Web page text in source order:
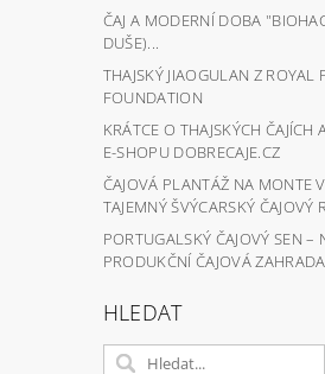
ČAJ A MODERNÍ DOBA
DUŠE)...
THAJSKÝ JIAOGULAN Z ROYAL
FOUNDATION
KRÁTCE O THAJSKÝCH ČAJÍCH
E-SHOPU DOBRECAJE.CZ
ČAJOVÁ PLANTÁŽ NA MONTE
TAJEMNÝ ŠVÝCARSKÝ ČAJOVÝ
PORTUGALSKÝ ČAJOVÝ SEN –
PRODUKČNÍ ČAJOVÁ
HLEDAT